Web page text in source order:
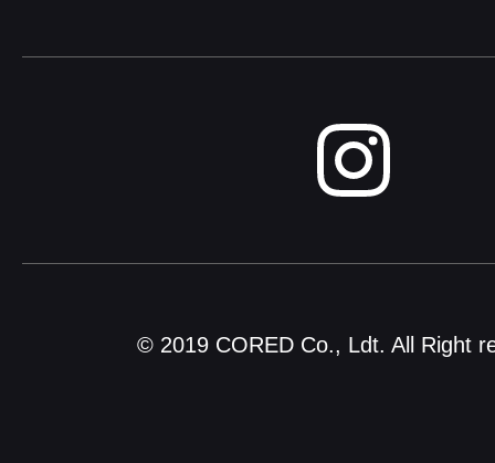
© 2019 CORED Co., Ldt. All Right